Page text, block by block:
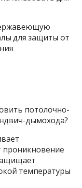
для защиты от
потолочно-
дымохода?
проникновение
температуры